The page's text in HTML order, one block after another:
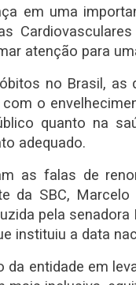
em uma
atenção para
no Brasil,
o
quanto na
adequado.
as falas de
da SBC,
pela
instituiu a data
entidade em